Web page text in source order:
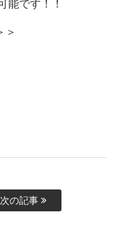
能です！！
＞
次の記事